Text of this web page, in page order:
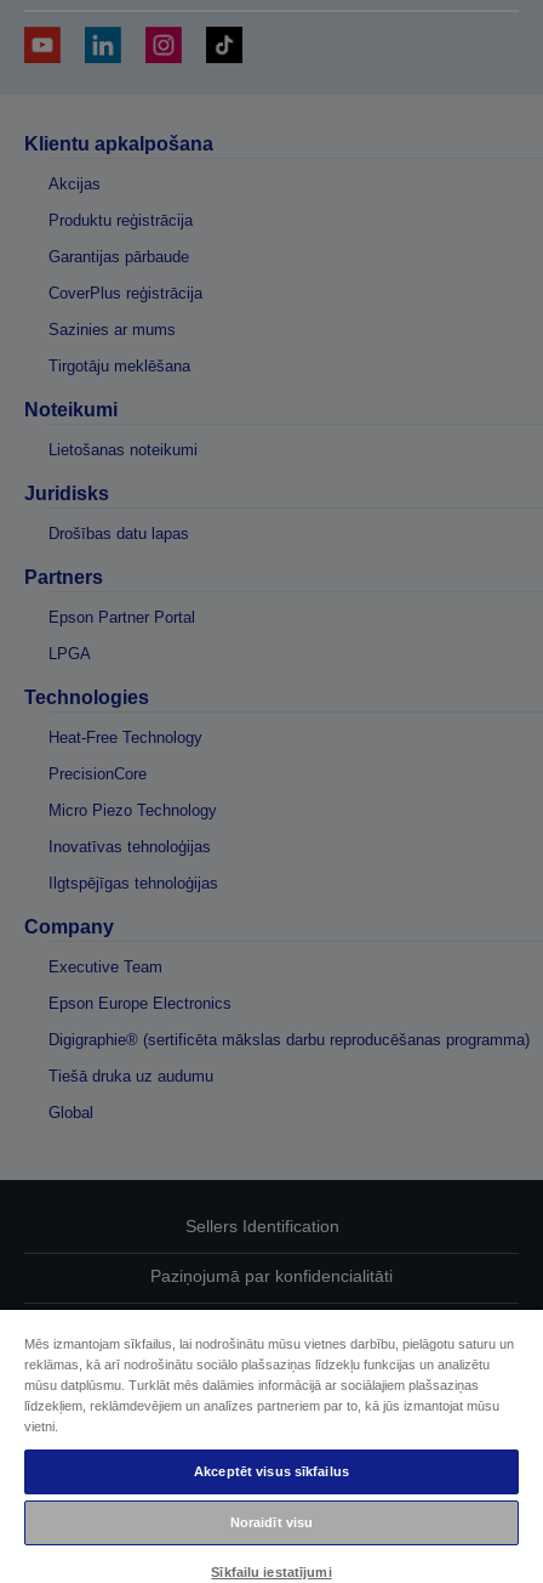
Klientu apkalpošana
Akcijas
Produktu reģistrācija
Garantijas pārbaude
CoverPlus reģistrācija
Sazinies ar mums
Tirgotāju meklēšana
Noteikumi
Lietošanas noteikumi
Juridisks
Drošības datu lapas
Partners
Epson Partner Portal
LPGA
Technologies
Heat-Free Technology
PrecisionCore
Micro Piezo Technology
Inovatīvas tehnoloģijas
Ilgtspējīgas tehnoloģijas
Company
Executive Team
Epson Europe Electronics
Digigraphie® (sertificēta mākslas darbu reproducēšanas programma)
Tiešā druka uz audumu
Global
Sellers Identification
Paziņojumā par konfidencialitāti
Sazinieties ar mums par saviem datiem
Epson apņemšanās pieejamības nodrošināšanā
Autortiesības (c) 2026 Seiko Epson
Mēs izmantojam sīkfailus, lai nodrošinātu mūsu vietnes darbību, pielāgotu saturu un
reklāmas, kā arī nodrošinātu sociālo plašsaziņas līdzekļu funkcijas un analizētu
mūsu datplūsmu. Turklāt mēs dalāmies informācijā ar sociālajiem plašsaziņas
līdzekļiem, reklāmdevējiem un analīzes partneriem par to, kā jūs izmantojat mūsu
vietni.
Akceptēt visus sīkfailus
Noraidīt visu
Sīkfailu iestatījumi